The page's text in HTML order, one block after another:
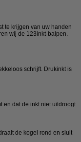
te krijgen van uw handen
wij de 123inkt-balpen.
schrijft. Drukinkt is
en dat de inkt niet uitdroogt.
de kogel rond en sluit